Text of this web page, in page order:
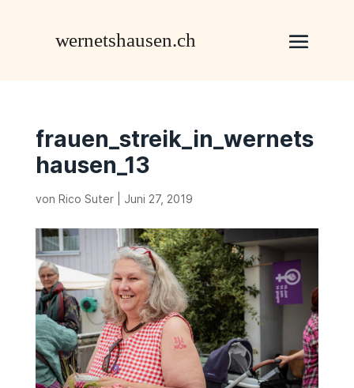
frauen_streik_in_wernets
hausen_13
von Rico Suter| Juni 27, 2019